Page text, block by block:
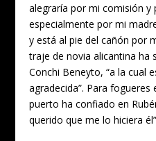
alegraría por mi comisión y
especialmente por mi
y está al pie del cañón por
traje de novia alicantina ha
Conchi Beneyto, “a la cual
agradecida”. Para fogueres
puerto ha confiado en
querido que me lo hiciera